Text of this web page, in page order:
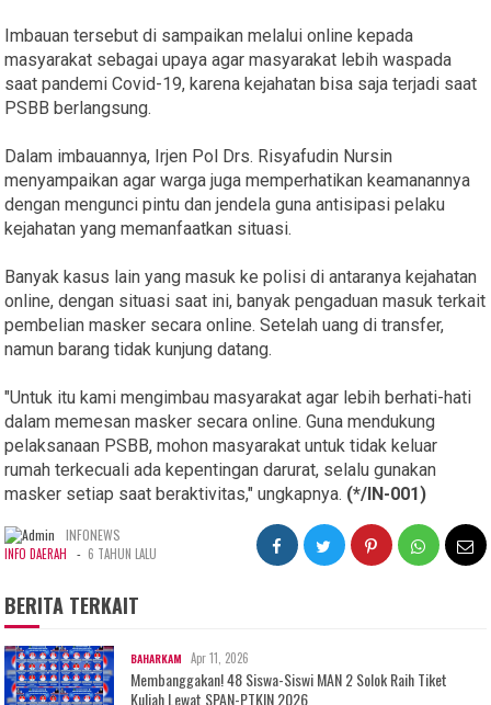
Imbauan tersebut di sampaikan melalui online kepada
masyarakat sebagai upaya agar masyarakat lebih waspada
saat pandemi Covid-19, karena kejahatan bisa saja terjadi saat
PSBB berlangsung.
Dalam imbauannya, Irjen Pol Drs. Risyafudin Nursin
menyampaikan agar warga juga memperhatikan keamanannya
dengan mengunci pintu dan jendela guna antisipasi pelaku
kejahatan yang memanfaatkan situasi.
Banyak kasus lain yang masuk ke polisi di antaranya kejahatan
online, dengan situasi saat ini, banyak pengaduan masuk terkait
pembelian masker secara online. Setelah uang di transfer,
namun barang tidak kunjung datang.
"Untuk itu kami mengimbau masyarakat agar lebih berhati-hati
dalam memesan masker secara online. Guna mendukung
pelaksanaan PSBB, mohon masyarakat untuk tidak keluar
rumah terkecuali ada kepentingan darurat, selalu gunakan
masker setiap saat beraktivitas," ungkapnya. (*/IN-001)
INFONEWS
INFO DAERAH - 6 TAHUN LALU
BERITA TERKAIT
BAHARKAM Apr 11, 2026
Membanggakan! 48 Siswa-Siswi MAN 2 Solok Raih Tiket
Kuliah Lewat SPAN-PTKIN 2026